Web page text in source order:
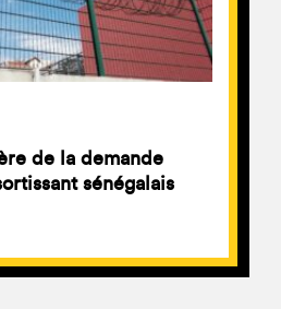
de la demande
sénégalais